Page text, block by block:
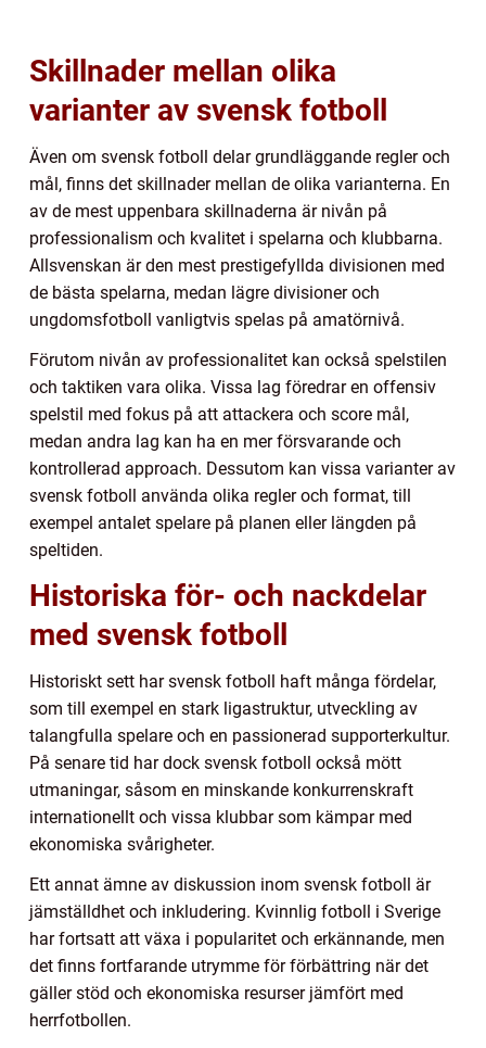
Skillnader mellan olika
varianter av svensk fotboll
Även om svensk fotboll delar grundläggande regler och
mål, finns det skillnader mellan de olika varianterna. En
av de mest uppenbara skillnaderna är nivån på
professionalism och kvalitet i spelarna och klubbarna.
Allsvenskan är den mest prestigefyllda divisionen med
de bästa spelarna, medan lägre divisioner och
ungdomsfotboll vanligtvis spelas på amatörnivå.
Förutom nivån av professionalitet kan också spelstilen
och taktiken vara olika. Vissa lag föredrar en offensiv
spelstil med fokus på att attackera och score mål,
medan andra lag kan ha en mer försvarande och
kontrollerad approach. Dessutom kan vissa varianter av
svensk fotboll använda olika regler och format, till
exempel antalet spelare på planen eller längden på
speltiden.
Historiska för- och nackdelar
med svensk fotboll
Historiskt sett har svensk fotboll haft många fördelar,
som till exempel en stark ligastruktur, utveckling av
talangfulla spelare och en passionerad supporterkultur.
På senare tid har dock svensk fotboll också mött
utmaningar, såsom en minskande konkurrenskraft
internationellt och vissa klubbar som kämpar med
ekonomiska svårigheter.
Ett annat ämne av diskussion inom svensk fotboll är
jämställdhet och inkludering. Kvinnlig fotboll i Sverige
har fortsatt att växa i popularitet och erkännande, men
det finns fortfarande utrymme för förbättring när det
gäller stöd och ekonomiska resurser jämfört med
herrfotbollen.